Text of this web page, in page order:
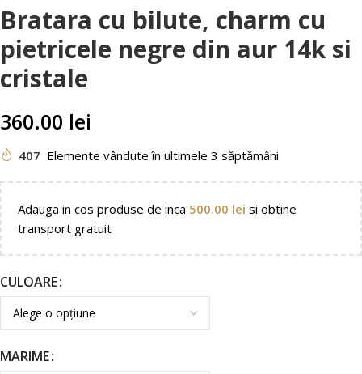
Bratara cu bilute, charm cu
pietricele negre din aur 14k si
cristale
360.00 lei
407 Elemente vândute în ultimele 3 săptămâni
Adauga in cos produse de inca 500.00 lei si obtine
transport gratuit
CULOARE
MARIME